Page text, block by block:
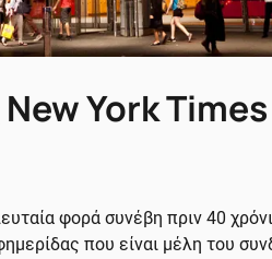
York
φορά συνέβη πριν 40
που είναι μέλη του